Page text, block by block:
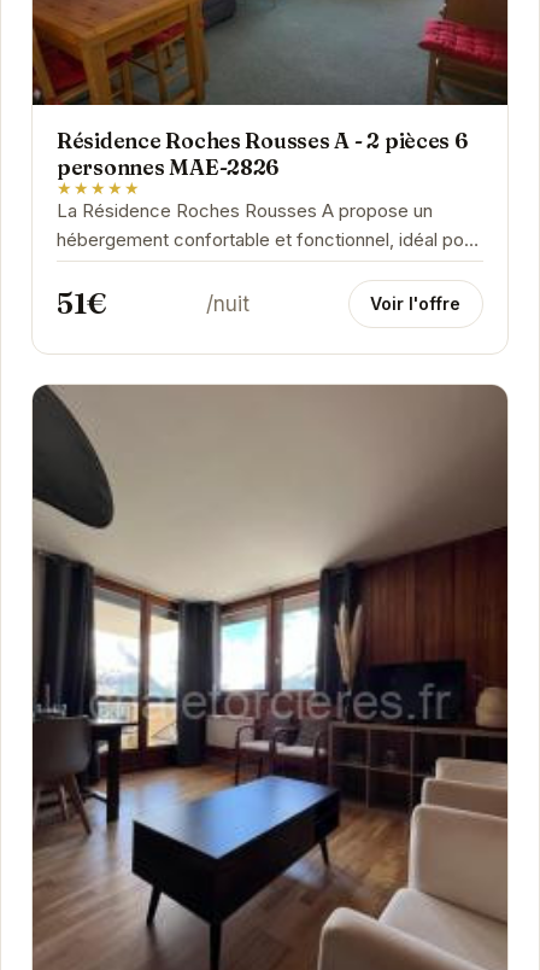
Résidence Roches Rousses A - 2 pièces 6
personnes MAE-2826
★★★★★
La Résidence Roches Rousses A propose un
hébergement confortable et fonctionnel, idéal pour
les familles et les groupes d'amis. Située à...
51€ /nuit Voir l'offre